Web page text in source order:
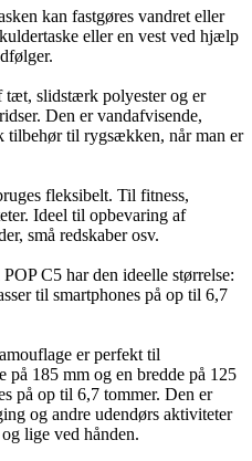
kan fastgøres vandret eller
eller en vest ved hjælp
tæt, slidstærk polyester og er
Den er vandafvisende,
tilbehør til rygsækken, når man er
fleksibelt. Til fitness,
Ideel til opbevaring af
små redskaber osv.
C5 har den ideelle størrelse:
til smartphones på op til 6,7
er perfekt til
på 185 mm og en bredde på 125
på op til 6,7 tommer. Den er
og andre udendørs aktiviteter
lige ved hånden.